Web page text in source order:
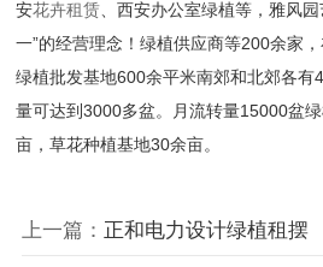
安花卉租赁、西安办公室绿植等，雅风
一”的经营理念！绿植供应商等200余家
绿植批发基地600余平米南郊和北郊各有
量可达到3000多盆。月流转量15000盆
亩，草花种植基地30余亩。
上一篇： 正和电力设计绿植租摆